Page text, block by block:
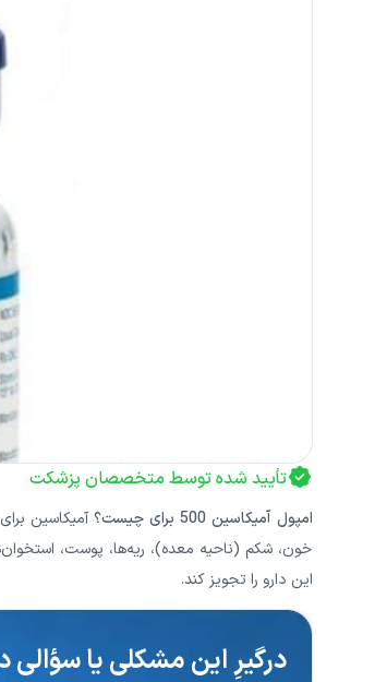
تأیید شده توسط متخصصان پزشکت
امپول آمیکاسین 500 برای چیست؟
آمیکاسین
خون، شکم (ناحیه معده)، ریه‌ها، پوست،
این دارو را تجویز کند.
درگیرِ این مشکلی یا سؤالی